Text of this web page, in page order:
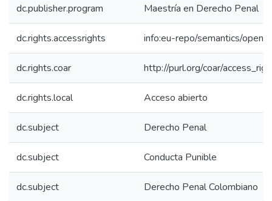
dc.publisher.program Maestría en Derecho Penal
dc.rights.accessrights info:eu-repo/semantics/
dc.rights.coar http://purl.org/coar/
dc.rights.local Acceso abierto
dc.subject Derecho Penal
dc.subject Conducta Punible
dc.subject Derecho Penal Colombiano